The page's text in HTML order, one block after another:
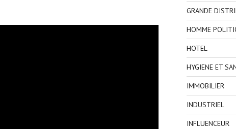
GRANDE
HOMME
HOTEL
HYGIENE ET
IMMOBILIER
INDUSTRIEL
INFLUENCEUR